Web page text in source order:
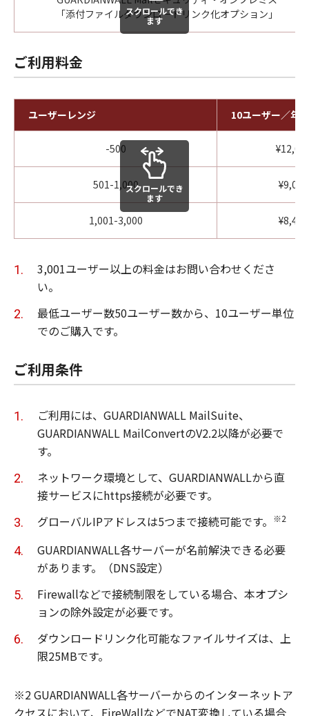
「添付ファイルダウンロードリンク化オプション」
スクロールでき
ます
ご利用料金
ユーザーレンジ 10ユーザー／年間
-500
501-1,000 ¥9,000
1,001-3,000 ¥8,400
スクロールでき
ます
3,001ユーザー以上の料金はお問い合わせくださ
い。
最低ユーザー数50ユーザー数から、10ユーザー単位
でのご購入です。
ご利用条件
ご利用には、GUARDIANWALL MailSuite、
GUARDIANWALL MailConvertのV2.2以降が必要で
す。
ネットワーク環境として、GUARDIANWALLから直
接サービスにhttps接続が必要です。
グローバルIPアドレスは5つまで接続可能です。
※2
GUARDIANWALL各サーバーが名前解決できる必要
があります。（DNS設定）
Firewallなどで接続制限をしている場合、本オプシ
ョンの除外設定が必要です。
ダウンロードリンク化可能なファイルサイズは、上
限25MBです。
※2 GUARDIANWALL各サーバーからのインターネットア
クセスにおいて、FireWallなどでNAT変換している場合